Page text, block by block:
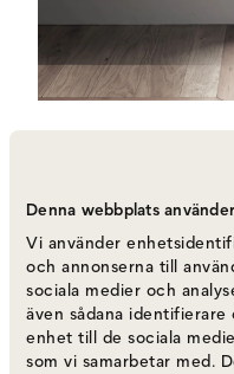
Denna webbplats
Vi använder
och annonserna till
sociala medier och
även sådana
enhet till de sociala
som vi samarbetar med.